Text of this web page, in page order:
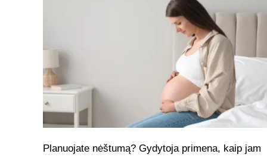
Planuojate nėštumą? Gydytoja primena, kaip jam